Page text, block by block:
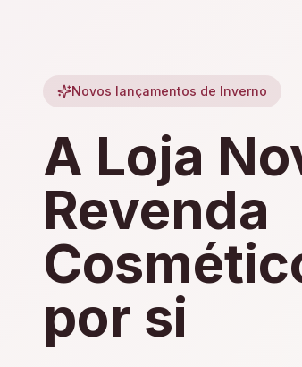
Novos lançamentos de Inverno
A Loja
Revenda
por si